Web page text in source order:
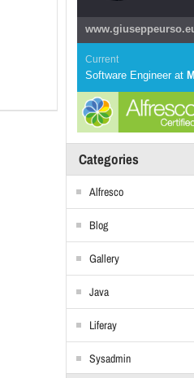
Current
Software Engineer at
Categories
Alfresco
Blog
Gallery
Java
Liferay
Sysadmin